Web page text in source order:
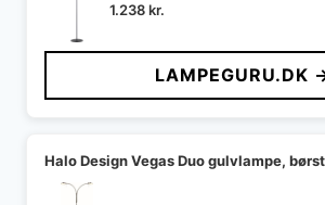
1.238kr.
LAMPEGURU.DK
Halo Design Vegas Duo gulvlampe,